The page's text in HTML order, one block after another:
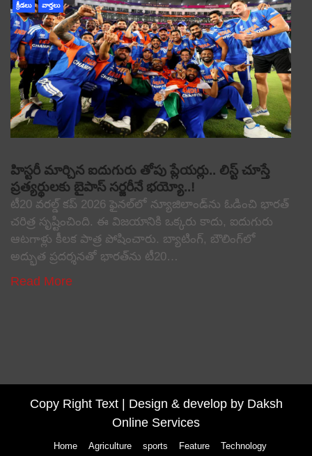
క్రీడలు వార్తలు
హిస్టరీ మార్చిన ఐదుగురు తోపు ప్లేయర్లు.. లిస్ట్ చూస్తే
ప్రత్యర్థులకు బైపాస్ సర్జరీనే భయ్యో..!
టీ20 వరల్డ్ కప్ 2026 ఫైనల్‌లో న్యూజిలాండ్‌ను ఓడించి భారత్
చరిత్ర సృష్టించింది. ఈ విజయానికి ఒక్కరు కాదు, ఐదుగురు
ఆటగాళ్లు కీలక పాత్ర పోషించారు. బ్యాటింగ్, బౌలింగ్‌లో
అద్భుత ప్రదర్శనతో భారత్‌ను టీ20…
Read More
Copy Right Text | Design & develop by Daksh
Online Services
Home Agriculture sports Feature Technology